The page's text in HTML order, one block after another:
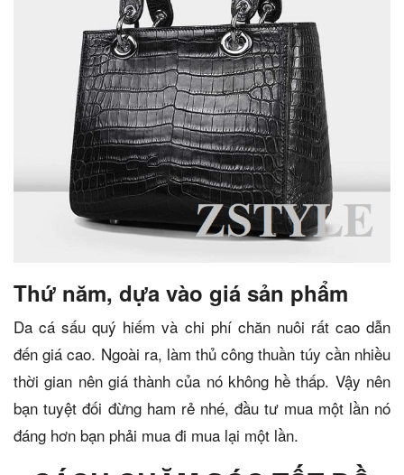
Thứ năm, dựa vào giá sản phẩm
Da cá sấu quý hiếm và chi phí chăn nuôi rất cao dẫn
đến giá cao. Ngoài ra, làm thủ công thuần túy cần nhiều
thời gian nên giá thành của nó không hề thấp. Vậy nên
bạn tuyệt đối đừng ham rẻ nhé, đầu tư mua một lần nó
đáng hơn bạn phải mua đi mua lại một lần.